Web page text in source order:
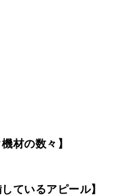
材の数々】
ているアピール】